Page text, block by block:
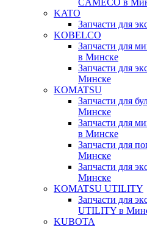
CAMECO в
KATO
Запчасти для
KOBELCO
Запчасти для
в Минске
Запчасти для
Минске
KOMATSU
Запчасти для
Минске
Запчасти для
в Минске
Запчасти для
Минске
Запчасти для
Минске
KOMATSU UTILITY
Запчасти для
UTILITY в
KUBOTA